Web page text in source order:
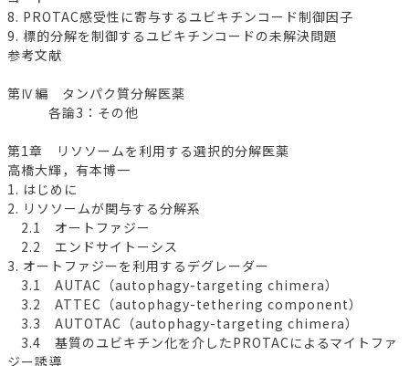
8. PROTAC感受性に寄与するユビキチンコード制御因子
9. 標的分解を制御するユビキチンコードの未解決問題
参考文献
第Ⅳ編 タンパク質分解医薬
各論3：その他
第1章 リソソームを利用する選択的分解医薬
高橋大輝，有本博一
1. はじめに
2. リソソームが関与する分解系
2.1 オートファジー
2.2 エンドサイトーシス
3. オートファジーを利用するデグレーダー
3.1 AUTAC（autophagy-targeting chimera）
3.2 ATTEC（autophagy-tethering component）
3.3 AUTOTAC（autophagy-targeting chimera）
3.4 基質のユビキチン化を介したPROTACによるマイトファ
ジー誘導